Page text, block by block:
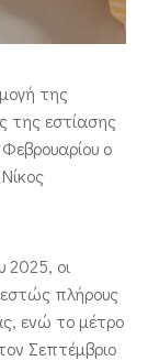
της
της εστίασης
ο
2025, οι
πλήρους
ενώ το μέτρο
Σεπτέμβριο